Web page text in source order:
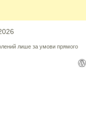
лише за умови прямого